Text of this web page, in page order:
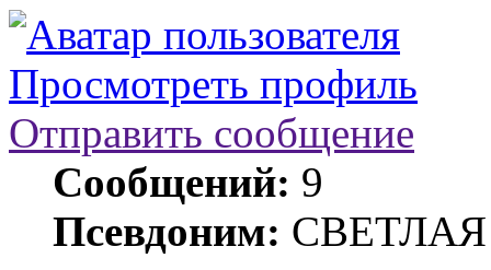
Просмотреть профиль
Отправить сообщение
Сообщений: 9
Псевдоним: СВЕТЛАЯ